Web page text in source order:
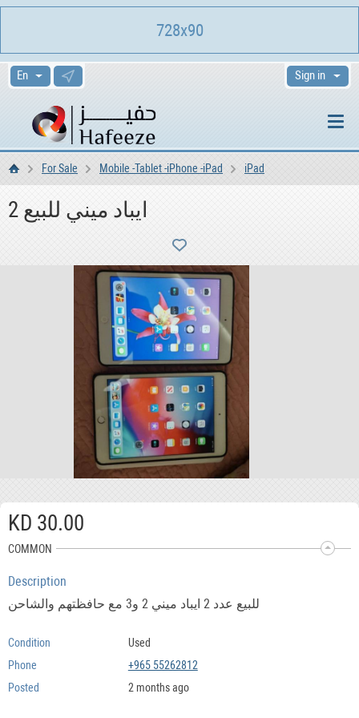
Sign in
HomeFor Sale Mobile -Tablet -iPhone -iPad iPad
2 ايباد ميني للبيع
KD 30.00
COMMON
Description
للبيع عدد 2 ايباد ميني 2 و3 مع حافظتهم والشاحن
Condition
Used
Phone
+965 55262812
Posted
2 months ago
728x90